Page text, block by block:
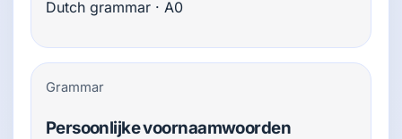
Dutch grammar · A0
Grammar
Persoonlijke voornaamwoorden